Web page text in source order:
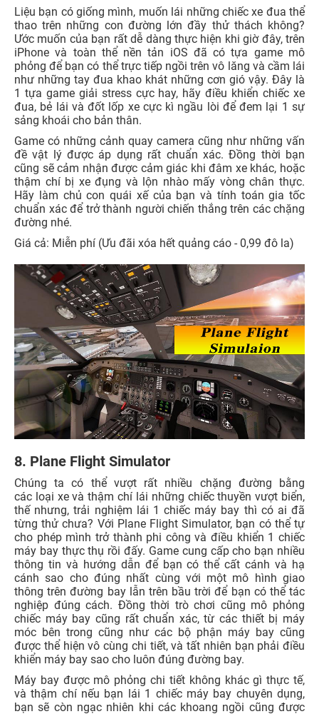
Liệu bạn có giống mình, muốn lái những chiếc xe đua thể
thao trên những con đường lớn đầy thử thách không?
Ước muốn của bạn rất dễ dàng thực hiện khi giờ đây, trên
iPhone và toàn thể nền tản iOS đã có tựa game mô
phỏng để bạn có thể trực tiếp ngồi trên vô lăng và cầm lái
như những tay đua khao khát những cơn gió vậy. Đây là
1 tựa game giải stress cực hay, hãy điều khiển chiếc xe
đua, bẻ lái và đốt lốp xe cực kì ngầu lòi để đem lại 1 sự
sảng khoái cho bản thân.
Game có những cảnh quay camera cũng như những vấn
đề vật lý được áp dụng rất chuẩn xác. Đồng thời bạn
cũng sẽ cảm nhận được cảm giác khi đâm xe khác, hoặc
thậm chí bị xe đụng và lộn nhào mấy vòng chân thực.
Hãy làm chủ con quái xế của bạn và tính toán gia tốc
chuẩn xác để trở thành người chiến thắng trên các chặng
đường nhé.
Giá cả: Miễn phí (Ưu đãi xóa hết quảng cáo - 0,99 đô la)
8. Plane Flight Simulator
Chúng ta có thể vượt rất nhiều chặng đường bằng
các loại xe và thậm chí lái những chiếc thuyền vượt biển,
thế nhưng, trải nghiệm lái 1 chiếc máy bay thì có ai đã
từng thử chưa? Với Plane Flight Simulator, bạn có thể tự
cho phép mình trở thành phi công và điều khiển 1 chiếc
máy bay thực thụ rồi đấy. Game cung cấp cho bạn nhiều
thông tin và hướng dẫn để bạn có thể cất cánh và hạ
cánh sao cho đúng nhất cùng với một mô hình giao
thông trên đường bay lẫn trên bầu trời để bạn có thể tác
nghiệp đúng cách. Đồng thời trò chơi cũng mô phỏng
chiếc máy bay cũng rất chuẩn xác, từ các thiết bị máy
móc bên trong cũng như các bộ phận máy bay cũng
được thể hiện vô cùng chi tiết, và tất nhiên bạn phải điều
khiển máy bay sao cho luôn đúng đường bay.
Máy bay được mô phỏng chi tiết không khác gì thực tế,
và thậm chí nếu bạn lái 1 chiếc máy bay chuyên dụng,
bạn sẽ còn ngạc nhiên khi các khoang ngồi cũng được